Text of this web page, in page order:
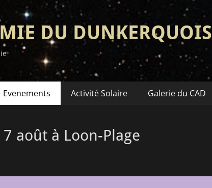
DU DUNKERQUOIS
Evenements Activité Solaire Galerie du CAD
août à Loon-Plage